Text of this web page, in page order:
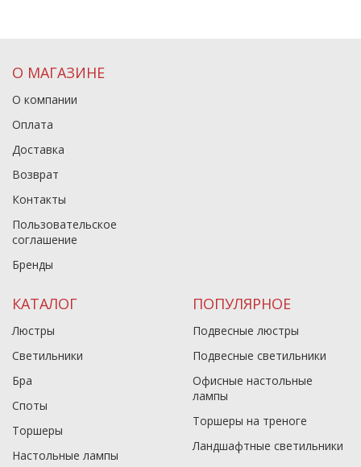
О МАГАЗИНЕ
О компании
Оплата
Доставка
Возврат
Контакты
Пользовательское
соглашение
Бренды
КАТАЛОГ
Люстры
Светильники
Бра
Споты
Торшеры
Настольные лампы
ПОПУЛЯРНОЕ
Подвесные люстры
Подвесные светильники
Офисные настольные
лампы
Торшеры на треноге
Ландшафтные светильники